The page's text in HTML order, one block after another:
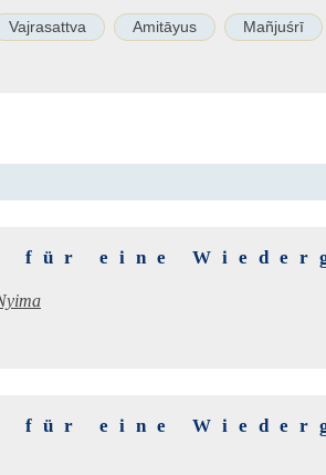
Vajrasattva Amitāyus Mañjuśrī
für eine
für eine